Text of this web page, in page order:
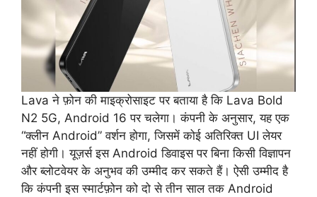
Lava ने फ़ोन की माइक्रोसाइट पर बताया है कि Lava Bold
N2 5G, Android 16 पर चलेगा। कंपनी के अनुसार, यह एक
“क्लीन Android” वर्शन होगा, जिसमें कोई अतिरिक्त UI लेयर
नहीं होगी। यूज़र्स इस Android डिवाइस पर बिना किसी विज्ञापन
और ब्लोटवेयर के अनुभव की उम्मीद कर सकते हैं। ऐसी उम्मीद है
कि कंपनी इस स्मार्टफ़ोन को दो से तीन साल तक Android